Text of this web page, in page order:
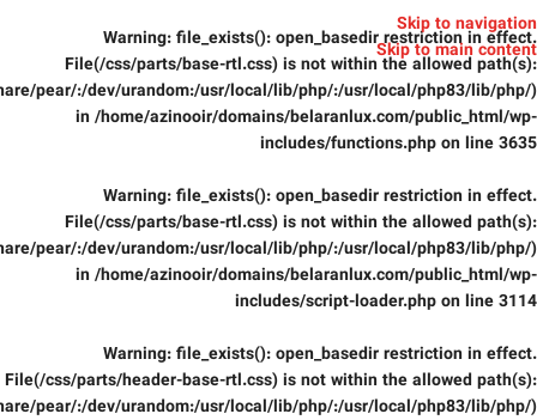
Warning: file_exists(): open_basedir restriction in effect.
File(/css/parts/base-rtl.css) is not within the allowed path(s):
pear/:/dev/urandom:/usr/local/lib/php/:/usr/local/php83/lib/php/)
in /home/azinooir/domains/belaranlux.com/public_html/wp-
includes/functions.php on line 3635
Warning: file_exists(): open_basedir restriction in effect.
File(/css/parts/base-rtl.css) is not within the allowed path(s):
pear/:/dev/urandom:/usr/local/lib/php/:/usr/local/php83/lib/php/)
in /home/azinooir/domains/belaranlux.com/public_html/wp-
includes/script-loader.php on line 3114
Warning: file_exists(): open_basedir restriction in effect.
File(/css/parts/header-base-rtl.css) is not within the allowed path(s):
pear/:/dev/urandom:/usr/local/lib/php/:/usr/local/php83/lib/php/)
Skip to navigation
Skip to main content